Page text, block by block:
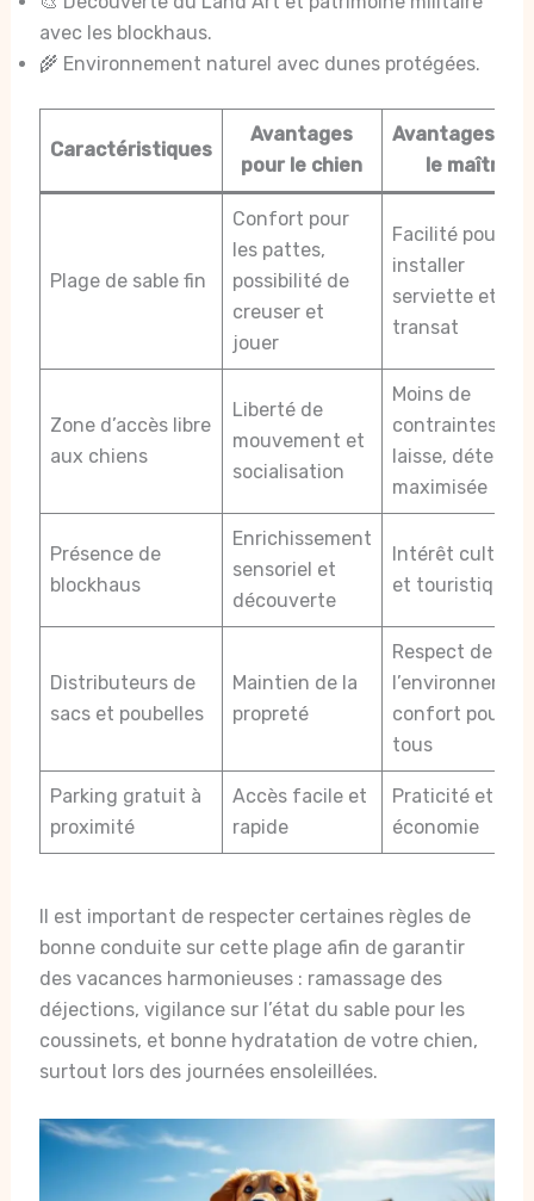
avec les blockhaus.
🌾 Environnement naturel avec dunes protégées.
Caractéristiques
Avantages
pour le chien
Avantages
le maître
Plage de sable fin
Confort pour
les pattes,
possibilité de
creuser et
jouer
Facilité pour
installer
serviette et
transat
Zone d’accès libre
aux chiens
Liberté de
mouvement et
socialisation
Moins de
contraintes de
laisse, détente
maximisée
Présence de
blockhaus
Enrichissement
sensoriel et
découverte
Intérêt culturel
et touristique
Distributeurs de
sacs et poubelles
Maintien de la
propreté
Respect de
confort pour
tous
Parking gratuit à
proximité
Accès facile et
rapide
Praticité et
économie
Il est important de respecter certaines règles de
bonne conduite sur cette plage afin de garantir
des vacances harmonieuses : ramassage des
déjections, vigilance sur l’état du sable pour les
coussinets, et bonne hydratation de votre chien,
surtout lors des journées ensoleillées.